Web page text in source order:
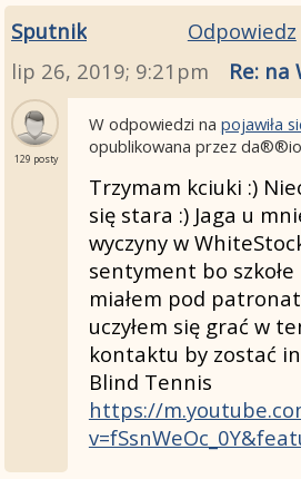
Sputnik Odpowiedz
lip 26, 2019; 9:21pm
Re: na
129 posty
W odpowiedzi na pojawiła
opublikowana przez da®®io
Trzymam kciuki :)
się stara :) Jaga u
wyczyny w
sentyment bo
miałem pod
uczyłem się grać w
kontaktu by zostać
Blind Tennis
https://